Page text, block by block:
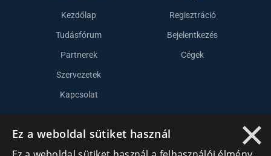
Kezdőlap
Tudásfórum
Partnerek
Szervezetek
Kapcsolat
Regisztráció
Bejelentkezés
Cégek
Lépj kapcsolatba velünk ×
Ez a weboldal sütiket használ